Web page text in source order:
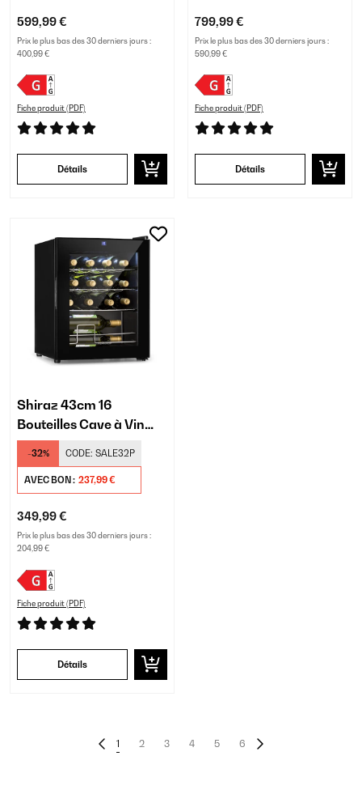
599,99 €
Prix le plus bas des 30 derniers jours :
400,99 €
Fiche produit (PDF)
Détails
799,99 €
Prix le plus bas des 30 derniers jours :
590,99 €
Fiche produit (PDF)
Détails
Shiraz 43cm 16
Bouteilles Cave à Vin
Noir
-32% CODE: SALE32P
AVEC BON : 237,99 €
349,99 €
Prix le plus bas des 30 derniers jours :
204,99 €
Fiche produit (PDF)
Détails
1 2 3 4 5 6